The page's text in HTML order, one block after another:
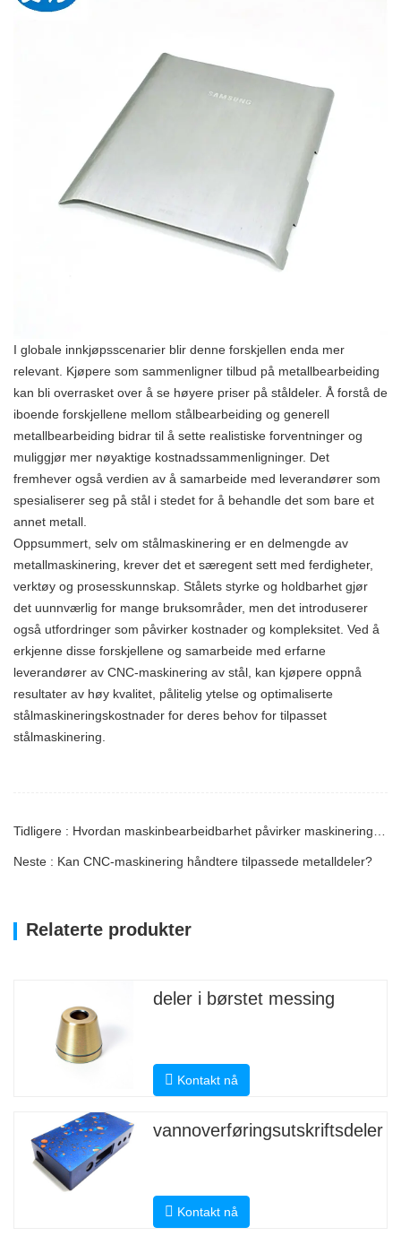
I globale innkjøpsscenarier blir denne forskjellen enda mer
relevant. Kjøpere som sammenligner tilbud på metallbearbeiding
kan bli overrasket over å se høyere priser på ståldeler. Å forstå de
iboende forskjellene mellom stålbearbeiding og generell
metallbearbeiding bidrar til å sette realistiske forventninger og
muliggjør mer nøyaktige kostnadssammenligninger. Det
fremhever også verdien av å samarbeide med leverandører som
spesialiserer seg på stål i stedet for å behandle det som bare et
annet metall.
Oppsummert, selv om stålmaskinering er en delmengde av
metallmaskinering, krever det et særegent sett med ferdigheter,
verktøy og prosesskunnskap. Stålets styrke og holdbarhet gjør
det uunnværlig for mange bruksområder, men det introduserer
også utfordringer som påvirker kostnader og kompleksitet. Ved å
erkjenne disse forskjellene og samarbeide med erfarne
leverandører av CNC-maskinering av stål, kan kjøpere oppnå
resultater av høy kvalitet, pålitelig ytelse og optimaliserte
stålmaskineringskostnader for deres behov for tilpasset
stålmaskinering.
Neste : Kan CNC-maskinering håndtere tilpassede metalldeler?
Relaterte produkter
deler i børstet messing
Kontakt nå
vannoverføringsutskriftsdeler
Kontakt nå